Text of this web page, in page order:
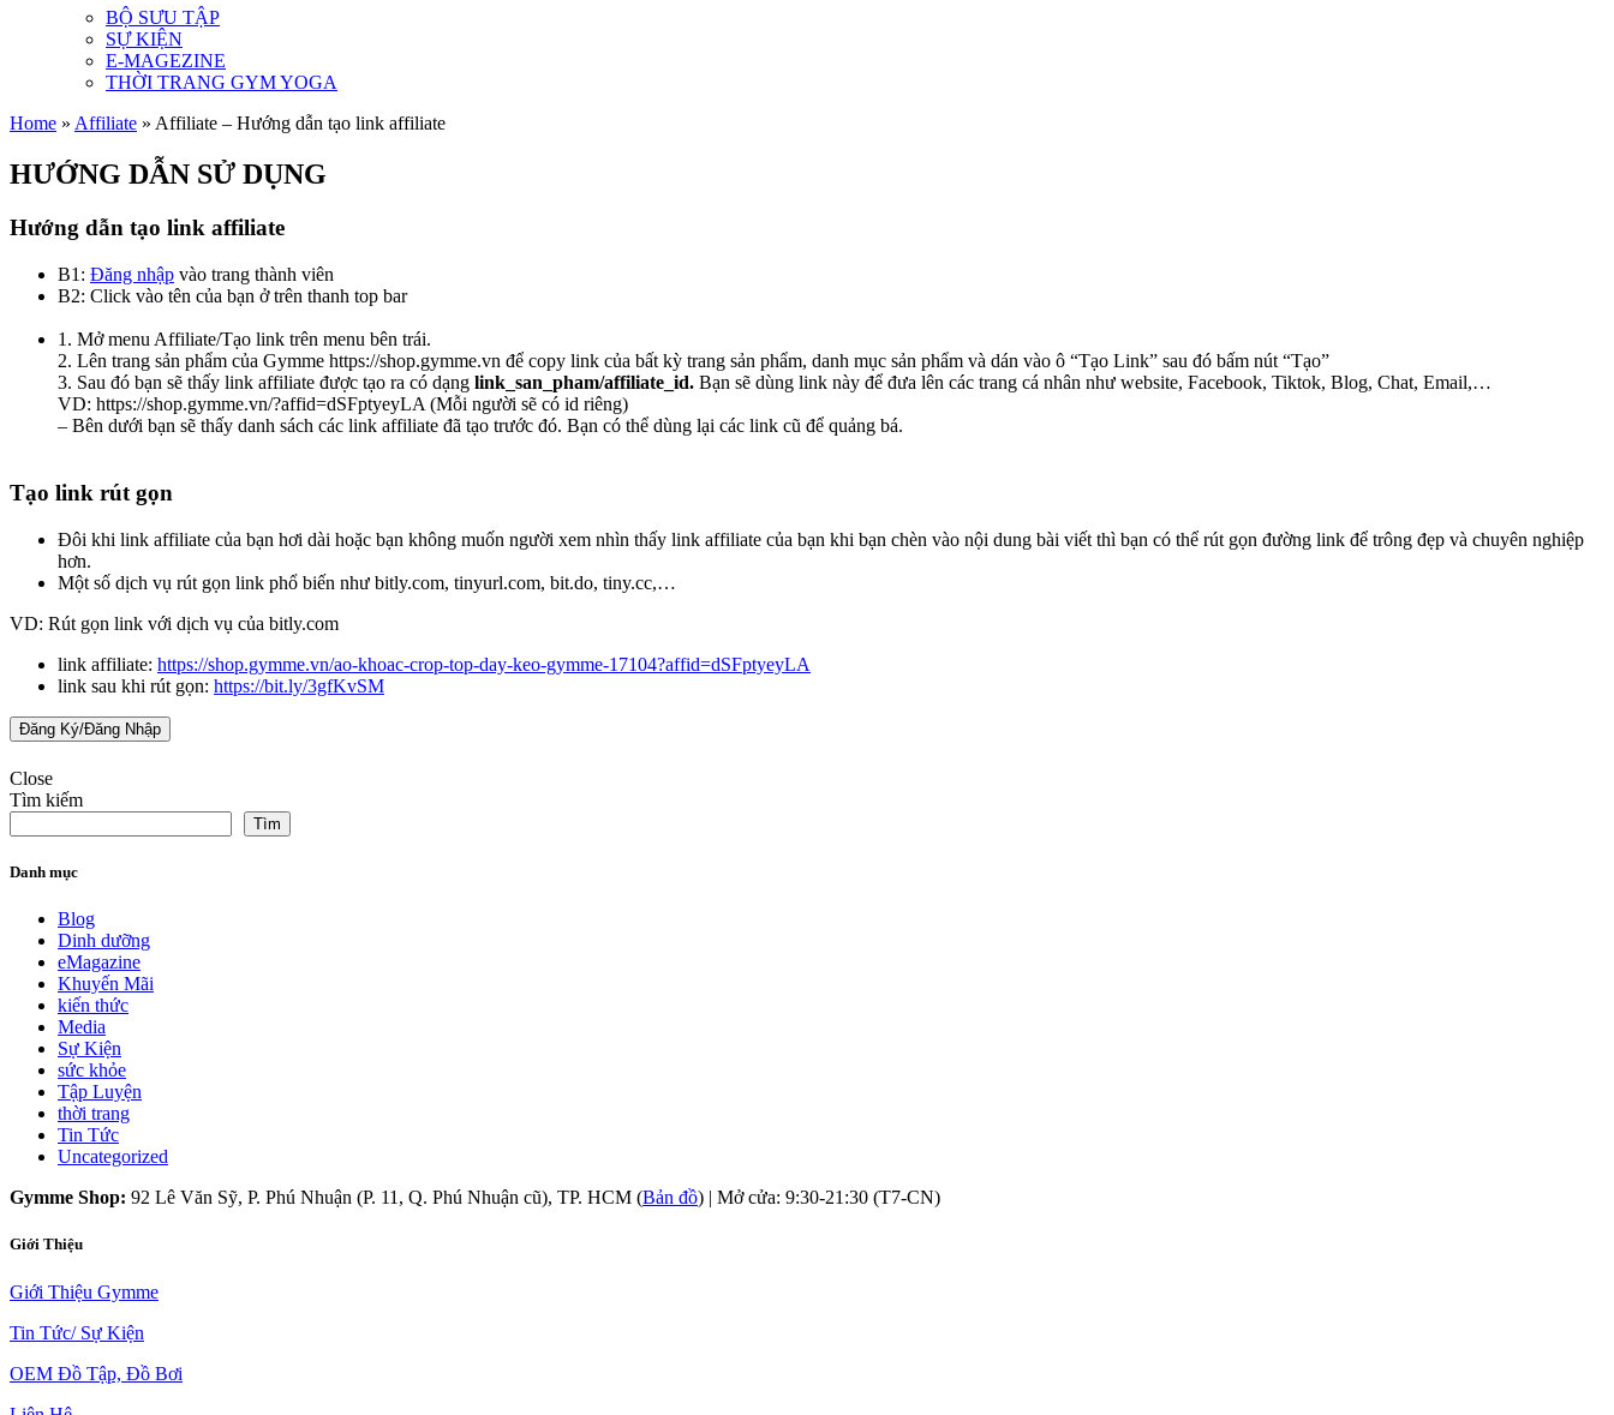
BỘ SƯU TẬP
SỰ KIỆN
E-MAGEZINE
THỜI TRANG GYM YOGA
Home » Affiliate » Affiliate – Hướng dẫn tạo link affiliate
HƯỚNG DẪN SỬ DỤNG
Hướng dẫn tạo link affiliate
B1: Đăng nhập vào trang thành viên
B2: Click vào tên của bạn ở trên thanh top bar
1. Mở menu Affiliate/Tạo link trên menu bên trái.
2. Lên trang sản phẩm của Gymme https://shop.gymme.vn để copy link của bất kỳ trang sản phẩm, danh mục sản phẩm và dán vào ô “Tạo Link” sau đó bấm nút “Tạo”
3. Sau đó bạn sẽ thấy link affiliate được tạo ra có dạng link_san_pham/affiliate_id. Bạn sẽ dùng link này để đưa lên các trang cá nhân như website, Facebook, Tiktok, Blog, Chat, Email,…
VD: https://shop.gymme.vn/?affid=dSFptyeyLA (Mỗi người sẽ có id riêng)
– Bên dưới bạn sẽ thấy danh sách các link affiliate đã tạo trước đó. Bạn có thể dùng lại các link cũ để quảng bá.
Tạo link rút gọn
Đôi khi link affiliate của bạn hơi dài hoặc bạn không muốn người xem nhìn thấy link affiliate của bạn khi bạn chèn vào nội dung bài viết thì bạn có thể rút gọn đường link để trông đẹp và chuyên nghiệp
hơn.
Một số dịch vụ rút gọn link phổ biến như bitly.com, tinyurl.com, bit.do, tiny.cc,…
VD: Rút gọn link với dịch vụ của bitly.com
link affiliate: https://shop.gymme.vn/ao-khoac-crop-top-day-keo-gymme-17104?affid=dSFptyeyLA
link sau khi rút gọn: https://bit.ly/3gfKvSM
Đăng Ký/Đăng Nhập
Close
Tìm kiếm
Tìm
Danh mục
Blog
Dinh dưỡng
eMagazine
Khuyến Mãi
kiến thức
Media
Sự Kiện
sức khỏe
Tập Luyện
thời trang
Tin Tức
Uncategorized
Gymme Shop: 92 Lê Văn Sỹ, P. Phú Nhuận (P. 11, Q. Phú Nhuận cũ), TP. HCM (Bản đồ) | Mở cửa: 9:30-21:30 (T7-CN)
Giới Thiệu
Giới Thiệu Gymme
Tin Tức/ Sự Kiện
OEM Đồ Tập, Đồ Bơi